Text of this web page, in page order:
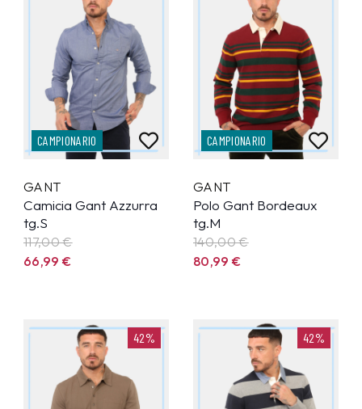
CAMPIONARIO
GANT
Camicia Gant Azzurra
tg.S
117,00 €
66,99€
CAMPIONARIO
GANT
Polo Gant Bordeaux
tg.M
140,00 €
80,99€
42% 42%